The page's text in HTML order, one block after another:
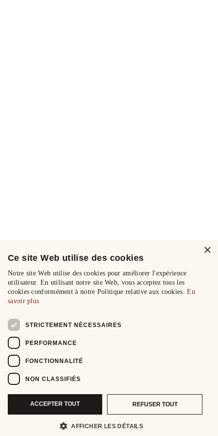
×
Ce site Web utilise des cookies
Notre site Web utilise des cookies pour améliorer l'expérience
utilisateur. En utilisant notre site Web, vous acceptez tous les
cookies conformément à notre Politique relative aux cookies.En
savoir plus
STRICTEMENT NÉCESSAIRES
PERFORMANCE
FONCTIONNALITÉ
NON CLASSIFIÉS
ACCEPTER TOUT REFUSER TOUT
AFFICHER LES DÉTAILS